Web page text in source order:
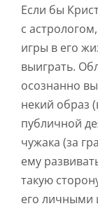
Если бы
с
игры в его
выиграть.
осознанно
некий образ
публичной
чужака (за
ему
такую
его личными